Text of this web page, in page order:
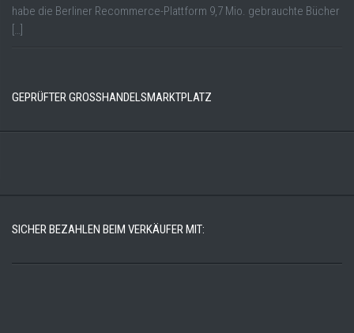
habe die Berliner Recommerce-Plattform 9,7 Mio. gebrauchte Bücher
[…]
GEPRÜFTER GROSSHANDELSMARKTPLATZ
SICHER BEZAHLEN BEIM VERKÄUFER MIT: